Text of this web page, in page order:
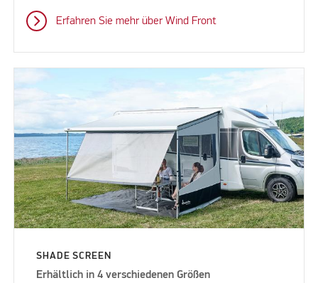
Erfahren Sie mehr über Wind Front
SHADE SCREEN
Erhältlich in 4 verschiedenen Größen